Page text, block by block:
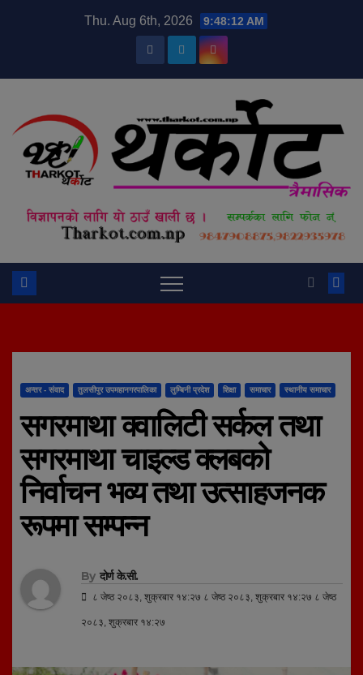
Thu. Aug 6th, 2026 9:48:13 AM
अन्तर - संवाद तुलसीपुर उपमहानगरपालिका लुम्बिनी प्रदेश शिक्षा समाचार स्थानीय समाचार
सगरमाथा क्वालिटी सर्कल तथा
सगरमाथा चाइल्ड क्लबको
निर्वाचन भव्य तथा उत्साहजनक
रूपमा सम्पन्न
By दोर्ण के.सी.
८ जेष्ठ २०८३, शुक्रबार १४:२७ ८ जेष्ठ २०८३, शुक्रबार १४:२७ ८ जेष्ठ
२०८३, शुक्रबार १४:२७
modal-check